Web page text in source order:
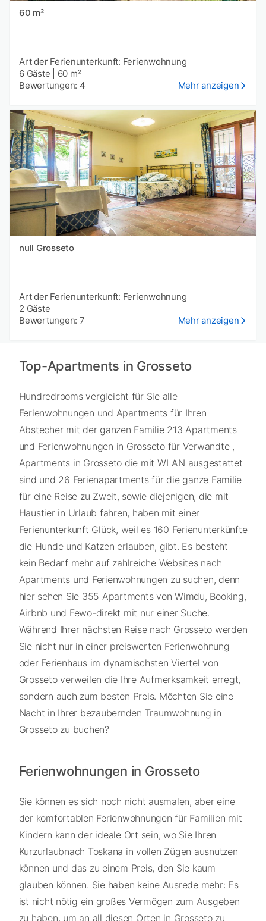
60 m²
Art der Ferienunterkunft: Ferienwohnung
6 Gäste
60 m²
Bewertungen: 4
Mehr anzeigen
null Grosseto
Art der Ferienunterkunft: Ferienwohnung
2 Gäste
Bewertungen: 7
Mehr anzeigen
Top-Apartments in Grosseto
Hundredrooms vergleicht für Sie alle
Ferienwohnungen und Apartments für Ihren
Abstecher mit der ganzen Familie 213 Apartments
und Ferienwohnungen in Grosseto für Verwandte ,
Apartments in Grosseto die mit WLAN ausgestattet
sind und 26 Ferienapartments für die ganze Familie
für eine Reise zu Zweit, sowie diejenigen, die mit
Haustier in Urlaub fahren, haben mit einer
Ferienunterkunft Glück, weil es 160 Ferienunterkünfte
die Hunde und Katzen erlauben, gibt. Es besteht
kein Bedarf mehr auf zahlreiche Websites nach
Apartments und Ferienwohnungen zu suchen, denn
hier sehen Sie 355 Apartments von Wimdu, Booking,
Airbnb und Fewo-direkt mit nur einer Suche.
Während Ihrer nächsten Reise nach Grosseto werden
Sie nicht nur in einer preiswerten Ferienwohnung
oder Ferienhaus im dynamischsten Viertel von
Grosseto verweilen die Ihre Aufmerksamkeit erregt,
sondern auch zum besten Preis. Möchten Sie eine
Nacht in Ihrer bezaubernden Traumwohnung in
Grosseto zu buchen?
Ferienwohnungen in Grosseto
Sie können es sich noch nicht ausmalen, aber eine
der komfortablen Ferienwohnungen für Familien mit
Kindern kann der ideale Ort sein, wo Sie Ihren
Kurzurlaubnach Toskana in vollen Zügen ausnutzen
können und das zu einem Preis, den Sie kaum
glauben können. Sie haben keine Ausrede mehr: Es
ist nicht nötig ein großes Vermögen zum Ausgeben
zu haben, um an all diesen Orten in Grosseto zu